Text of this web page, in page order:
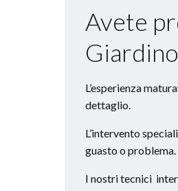
Avete
L’esperienza
dettaglio.
L’intervento
guasto o problema.
I nostri tecnici